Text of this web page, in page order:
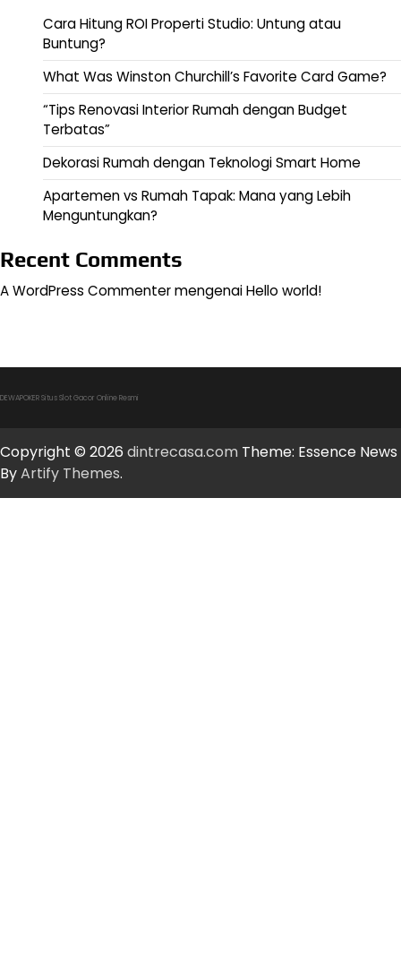
Cara Hitung ROI Properti Studio: Untung atau
Buntung?
What Was Winston Churchill’s Favorite Card Game?
“Tips Renovasi Interior Rumah dengan Budget
Terbatas”
Dekorasi Rumah dengan Teknologi Smart Home
Apartemen vs Rumah Tapak: Mana yang Lebih
Menguntungkan?
Recent Comments
A WordPress CommentermengenaiHello world!
DEWAPOKER Situs Slot Gacor Online Resmi
Copyright © 2026 dintrecasa.com Theme: Essence News
ByArtify Themes.